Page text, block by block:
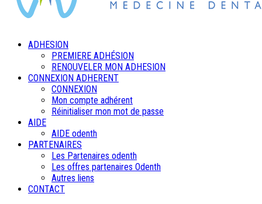
ADHESION
PREMIERE ADHÉSION
RENOUVELER MON ADHESION
CONNEXION ADHERENT
CONNEXION
Mon compte adhérent
Réinitialiser mon mot de passe
AIDE
AIDE odenth
PARTENAIRES
Les Partenaires odenth
Les offres partenaires Odenth
Autres liens
CONTACT